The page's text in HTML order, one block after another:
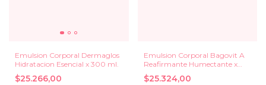
Emulsion Corporal Dermaglos
Hidratacion Esencial x 300 ml.
$25.266,00
Emulsion Corporal Bagovit A
Reafirmante Humectante x
350 ml.
$25.324,00